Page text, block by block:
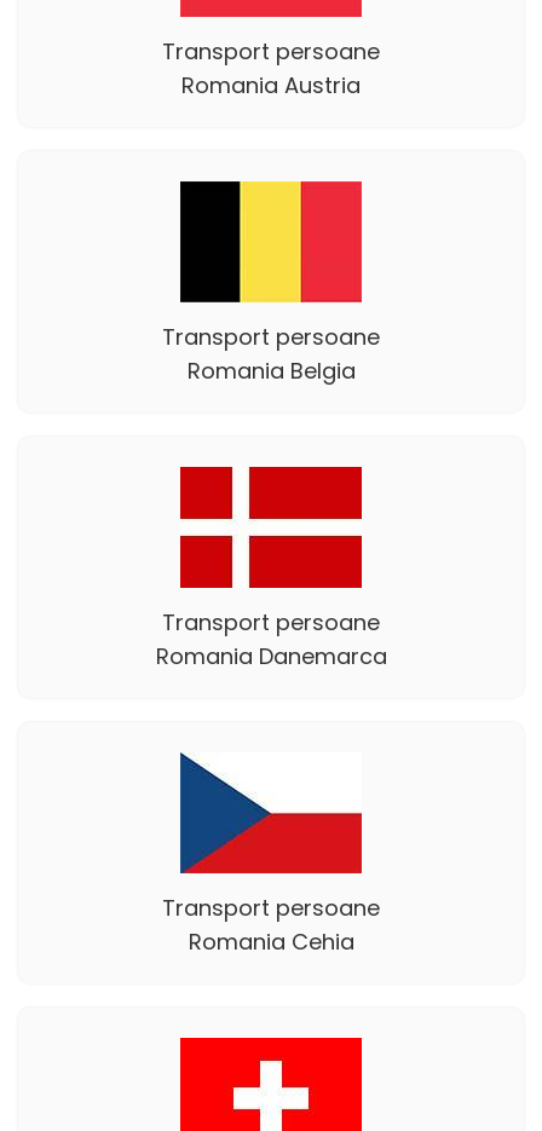
Transport persoane
Romania Austria
Transport persoane
Romania Belgia
Transport persoane
Romania Danemarca
Transport persoane
Romania Cehia